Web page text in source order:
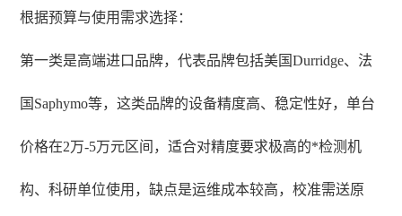
根据预算与使用需求选择：
第一类是高端进口品牌，代表品牌包括美国Durridge、法
国Saphymo等，这类品牌的设备精度高、稳定性好，单台
价格在2万-5万元区间，适合对精度要求极高的*检测机
构、科研单位使用，缺点是运维成本较高，校准需送原